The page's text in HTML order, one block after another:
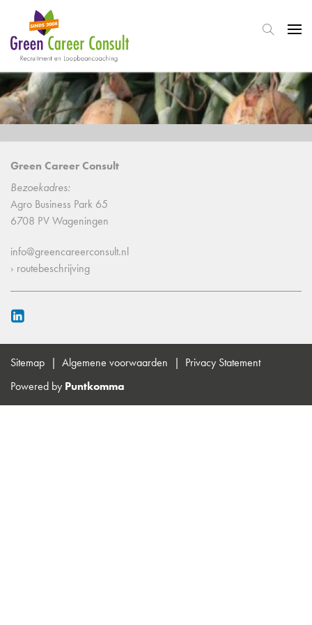
Green Career Consult
Bezoekadres:
Agro Business Park 65
6708 PV Wageningen
info@greencareerconsult.nl
› routebeschrijving
Sitemap Algemene voorwaarden
Privacy Statement
Powered by Puntkomma